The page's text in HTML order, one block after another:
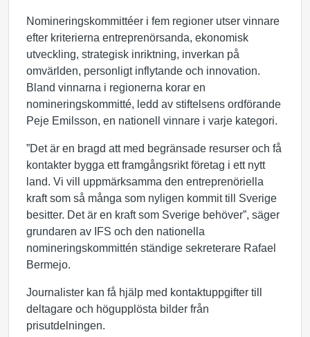
Nomineringskommittéer i fem regioner utser vinnare
efter kriterierna entreprenörsanda, ekonomisk
utveckling, strategisk inriktning, inverkan på
omvärlden, personligt inflytande och innovation.
Bland vinnarna i regionerna korar en
nomineringskommitté, ledd av stiftelsens ordförande
Peje Emilsson, en nationell vinnare i varje kategori.
”Det är en bragd att med begränsade resurser och få
kontakter bygga ett framgångsrikt företag i ett nytt
land. Vi vill uppmärksamma den entreprenöriella
kraft som så många som nyligen kommit till Sverige
besitter. Det är en kraft som Sverige behöver”, säger
grundaren av IFS och den nationella
nomineringskommittén ständige sekreterare Rafael
Bermejo.
Journalister kan få hjälp med kontaktuppgifter till
deltagare och högupplösta bilder från
prisutdelningen.